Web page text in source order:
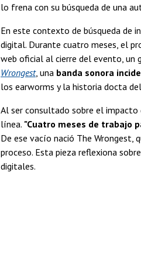
lo frena con su búsqueda de una
En este contexto de búsqueda de
digital. Durante cuatro meses, el
web oficial al cierre del evento, un
Wrongest, una banda sonora
los earworms y la historia docta
Al ser consultado sobre el
línea. "Cuatro meses de trabajo
De ese vacío nació The Wrongest,
proceso. Esta pieza reflexiona
digitales.